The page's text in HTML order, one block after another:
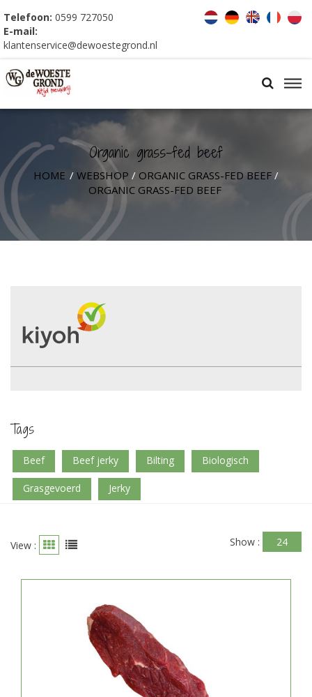
Telefoon: 0599 727050
E-mail:
klantenservice@dewoestegrond.nl
Organic grass-fed beef
HOME / WEBSHOP / ORGANIC GRASS-FED BEEF /
ORGANIC GRASS-FED BEEF
Tags
beef beef jerky bilting biologisch
grasgevoerd jerky
View : Show : 24